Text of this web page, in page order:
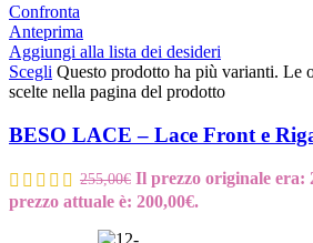
Confronta
Anteprima
Aggiungi alla lista dei desideri
Scegli Questo prodotto ha più varianti. Le
scelte nella pagina del prodotto
BESO LACE – Lace Front e
255,00€ Il prezzo originale era:
prezzo attuale è: 200,00€.